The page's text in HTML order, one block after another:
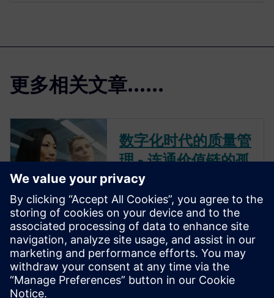
更多相关文章......
数字化时代的质量管
理 - 连通价值链的孤
立环节
质量与合规管理
确保整个价值链中的
上乘质量